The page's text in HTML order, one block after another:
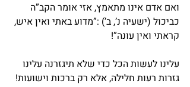
ואם אדם אינו מתאמץ, אזי אומר הקב”ה
כביכול (ישעיה נ’, ב’) :”מדוע באתי ואין איש,
קראתי ואין עונה”!
עלינו לעשות הכל כדי שלא תיגזרנה עלינו
גזרות רעות חלילה, אלא רק ברכות וישועות!